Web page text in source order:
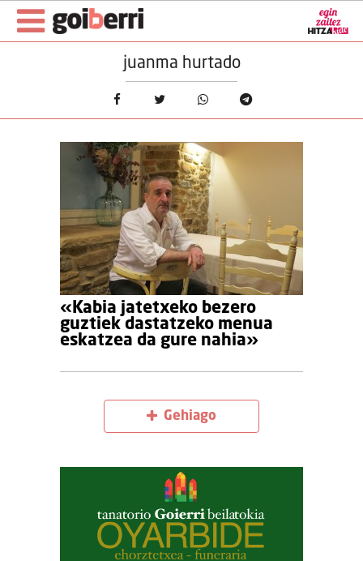
juanma hurtado
«Kabia jatetxeko bezero
guztiek dastatzeko menua
eskatzea da gure nahia»
Gehiago